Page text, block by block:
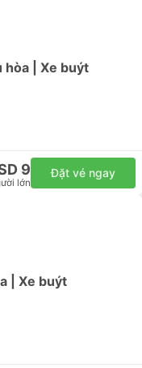
hòa | Xe buýt
9
lớn
Đặt vé ngay
| Xe buýt